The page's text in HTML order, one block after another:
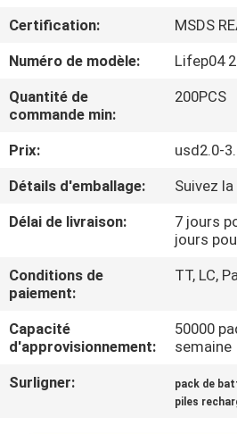
DE
NOUS
VISITE
D'USINE
CONTRÔLE
QUALITÉ
CONTACTEZ-
NOUS
Certification:
MSDS
Numéro de modèle:
Lifep04
Quantité de
commande min:
200PCS
Prix:
usd2.0-
Détails d'emballage:
Suivez
Délai de livraison:
7 jours
jours
Conditions de
paiement:
TT, LC,
Capacité
d'approvisionnement:
50000
semaine
Surligner:
pack de
piles